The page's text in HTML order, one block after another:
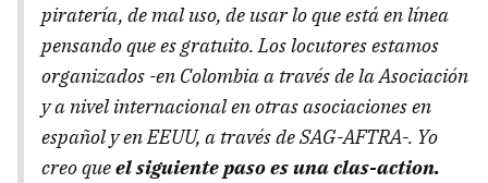
piratería, de mal uso, de usar lo que está en línea
pensando que es gratuito. Los locutores estamos
organizados -en Colombia a través de la Asociación
y a nivel internacional en otras asociaciones en
español y en EEUU, a través de SAG-AFTRA-. Yo
creo queel siguiente pasoes una clas-action.